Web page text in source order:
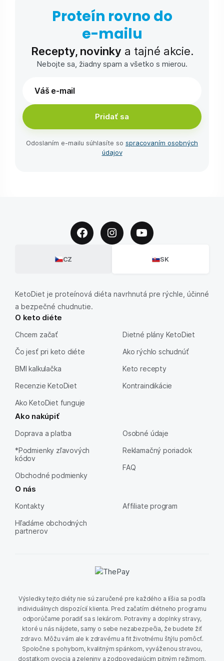
Proteín rovno do
e-⁠mailu
Recepty, novinky a tajné akcie.
Nebojte sa, žiadny spam a všetko s mierou.
Pridať sa
Odoslaním e-⁠mailu súhlasíte so spracovaním osobných
údajov
CZ SK
KetoDiet je proteínová diéta navrhnutá pre rýchle, účinné
a bezpečné chudnutie.
O keto diéte
Chcem začať
Čo jesť pri keto diéte
BMI kalkulačka
Recenzie KetoDiet
Ako KetoDiet funguje
Dietné plány KetoDiet
Ako rýchlo schudnúť
Keto recepty
Kontraindikácie
Ako nakúpiť
Doprava a platba
*Podmienky zľavových
kódov
Obchodné podmienky
Osobné údaje
Reklamačný poriadok
FAQ
O nás
Kontakty
Hľadáme obchodných
partnerov
Affiliate program
Výsledky tejto diéty nie sú zaručené pre každého a líšia sa podľa
individuálnych dispozícií klienta. Pred začatím diétneho programu
odporúčame poradiť sa s lekárom. Potraviny a doplnky stravy,
ktoré u nás nájdete, samy o sebe nezabezpečia, že budete žiť
zdravo. Môžu vám ale k zdravému a fit životnému štýlu pomôcť.
Spoločne s pohybom, kvalitným spánkom, vyváženou stravou,
dostatkom ovocia a zeleniny a zodpovedajúcim pitným režimom.